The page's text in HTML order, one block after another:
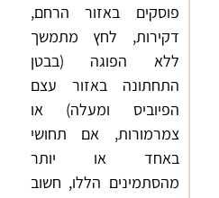
פוסקים באזור הרחם,
דקירות, לחץ מתמשך
ללא הפוגה (בבטן
התחתונה באזור עצם
הפיוביס ומעלה) או
צמרמורות, אם תחושי
באחד או יותר
מהסתמינים הללו, חשוב